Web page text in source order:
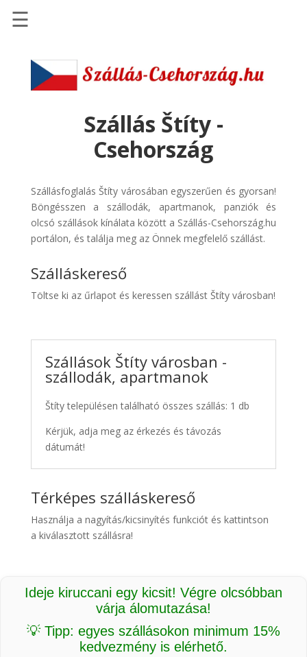
Szállások
Szállásinfo.eu
pénzvisszatérítéssel
Discover
Cars
Kiwi
Taxi
☰
Szállás Štíty -
Csehország
Szállásfoglalás Štíty városában egyszerűen és gyorsan!
Böngésszen a szállodák, apartmanok, panziók és
olcsó szállások kínálata között a Szállás-Csehország.hu
portálon, és találja meg az Önnek megfelelő szállást.
Szálláskereső
Töltse ki az űrlapot és keressen szállást Štíty városban!
Szállások Štíty városban -
szállodák, apartmanok
Štíty településen található összes szállás: 1 db
Kérjük, adja meg az érkezés és távozás
dátumát!
Térképes szálláskereső
Használja a nagyítás/kicsinyítés funkciót és kattintson
a kiválasztott szállásra!
Ideje kiruccani egy kicsit! Végre olcsóbban
várja álomutazása!
💡 Tipp: egyes szállásokon minimum 15%
kedvezmény is elérhető.